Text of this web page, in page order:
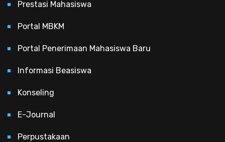
Prestasi Mahasiswa
Portal MBKM
Portal Penerimaan Mahasiswa Baru
Informasi Beasiswa
Konseling
E-Journal
Perpustakaan